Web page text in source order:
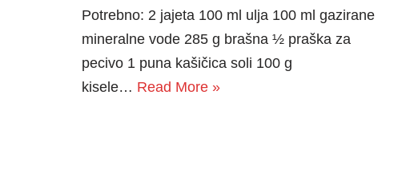
Potrebno: 2 jajeta 100 ml ulja 100 ml gazirane
mineralne vode 285 g brašna ½ praška za
pecivo 1 puna kašičica soli 100 g
kisele… Read More »